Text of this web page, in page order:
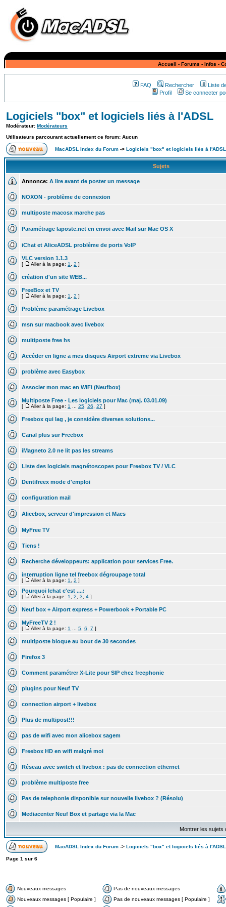
Accueil - Forums - Infos -
FAQ Rechercher
Liste
Profil
Se connecter
Logiciels "box" et logiciels liés à l'ADSL
Modérateur: Modérateurs
Utilisateurs parcourant actuellement ce forum: Aucun
MacADSL Index du Forum -> Logiciels "box" et logiciels liés à l'ADSL
Sujets
Annonce: A lire avant de poster un message
NOXON - problème de connexion
multiposte macosx marche pas
Paramétrage laposte.net en envoi avec Mail sur Mac OS X
iChat et AliceADSL problème de ports VoIP
VLC version 1.1.3
[ Aller à la page: 1 2 ]
création d'un site WEB...
FreeBox et TV
[ Aller à la page: 1 2 ]
Problème paramétrage Livebox
msn sur macbook avec livebox
multiposte free hs
Accéder en ligne a mes disques Airport extreme via Livebox
problème avec Easybox
Associer mon mac en WiFi (Neufbox)
Multiposte Free - Les logiciels pour Mac (maj. 03.01.09)
[ Aller à la page: 1 25 26 27 ]
Freebox qui lag , je considère diverses solutions...
Canal plus sur Freebox
iMagneto 2.0 ne lit pas les streams
Liste des logiciels magnétoscopes pour Freebox TV / VLC
Dentifreex mode d'emploi
configuration mail
Alicebox, serveur d'impression et Macs
MyFree TV
Tiens !
Recherche développeurs: application pour services Free.
interruption ligne tel freebox dégroupage total
[ Aller à la page: 1 2 ]
Pourquoi Ichat c'est ....:
[ Aller à la page: 1 2 3 4 ]
Neuf box + Airport express + Powerbook + Portable PC
MyFreeTV 2 !
[ Aller à la page: 1 5 6 7 ]
multiposte bloque au bout de 30 secondes
Firefox 3
Comment paramétrer X-Lite pour SIP chez freephonie
plugins pour Neuf TV
connection airport + livebox
Plus de multipost!!!
pas de wifi avec mon alicebox sagem
Freebox HD en wifi malgré moi
Réseau avec switch et livebox : pas de connection ethernet
problème multiposte free
Pas de telephonie disponible sur nouvelle livebox ? (Résolu)
Mediacenter Neuf Box et partage via la Mac
Montrer les sujets
MacADSL Index du Forum -> Logiciels "box" et logiciels liés à l'ADSL
Page 1 sur 6
Nouveaux messages
Pas de nouveaux messages
Nouveaux messages [ Populaire ]
Pas de nouveaux messages [ Populaire ]